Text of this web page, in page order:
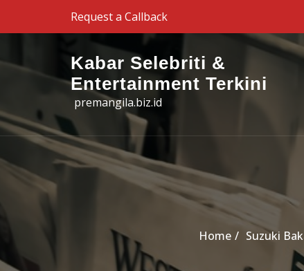
Skip to the contentRequest a Callback
Kabar Selebriti &
Entertainment Terkini
premangila.biz.id
Home Suzuki